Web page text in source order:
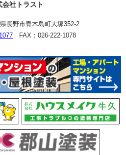
会社トラスト
長野市青木島町大塚352-2
FAX：026-222-1078